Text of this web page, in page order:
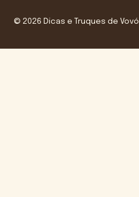
© 2026 Dicas e Truques de Vovó